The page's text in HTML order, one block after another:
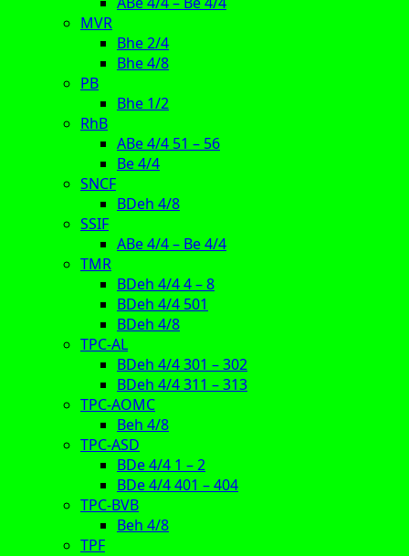
MVR
Bhe 2/4
Bhe 4/8
PB
Bhe 1/2
RhB
ABe 4/4 51 – 56
Be 4/4
SNCF
BDeh 4/8
SSIF
ABe 4/4 – Be 4/4
TMR
BDeh 4/4 4 – 8
BDeh 4/4 501
BDeh 4/8
TPC-AL
BDeh 4/4 301 – 302
BDeh 4/4 311 – 313
TPC-AOMC
Beh 4/8
TPC-ASD
BDe 4/4 1 – 2
BDe 4/4 401 – 404
TPC-BVB
Beh 4/8
TPF